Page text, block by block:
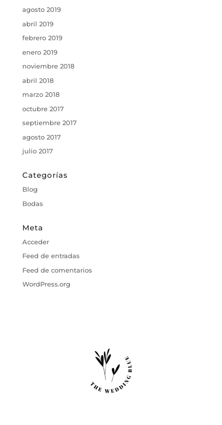
agosto 2019
abril 2019
febrero 2019
enero 2019
noviembre 2018
abril 2018
marzo 2018
octubre 2017
septiembre 2017
agosto 2017
julio 2017
Categorías
Blog
Bodas
Meta
Acceder
Feed de entradas
Feed de comentarios
WordPress.org